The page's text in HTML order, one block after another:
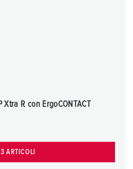
Xtra R con ErgoCONTACT
3 ARTICOLI